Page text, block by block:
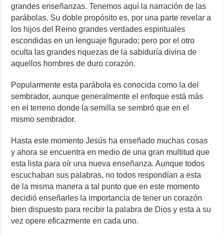
grandes enseñanzas. Tenemos aquí la narración de las
parábolas. Su doble propósito es, por una parte revelar a
los hijos del Reino grandes verdades espirituales
escondidas en un lenguaje figurado; pero por el otro
oculta las grandes riquezas de la sabiduría divina de
aquellos hombres de duro corazón.
Popularmente esta parábola es conocida como la del
sembrador, aunque generalmente el enfoque está más
en el terreno donde la semilla se sembró que en el
mismo sembrador.
Hasta este momento Jesús ha enseñado muchas cosas
y ahora se encuentra en medio de una gran multitud que
esta lista para oír una nueva enseñanza. Aunque todos
escuchaban sus palabras, no todos respondían a esta
de la misma manera a tal punto que en este momento
decidió enseñarles la importancia de tener un corazón
bien dispuesto para recibir la palabra de Dios y esta a su
vez opere eficazmente en cada uno.